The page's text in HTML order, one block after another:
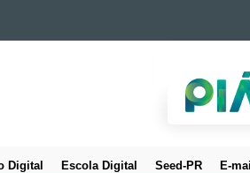
Digital Escola Digital Seed-PR E-